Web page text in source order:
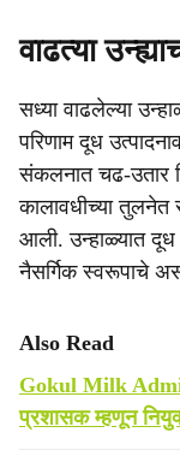
वाढत्या
सध्या वाढलेल्या
परिणाम दूध
संकलनात चढ-उतार
कालावधीच्या तुलनेत
आली. उन्हाळ्यात
नैसर्गिक स्वरूपाचे
Also Read
Gokul Milk
प्रशासक म्हणून